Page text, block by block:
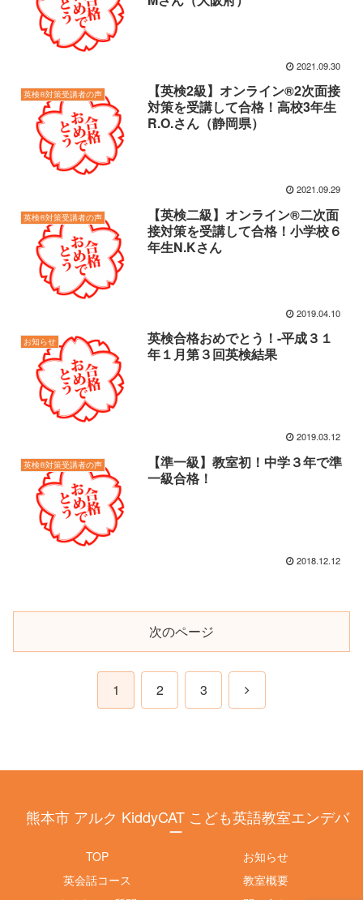
2021.09.30
英検®対策受講者の声
【英検2級】オンライン®2次面接
対策を受講して合格！高校3年生
R.O.さん（静岡県）
2021.09.29
英検®対策受講者の声
【英検二級】オンライン®二次面
接対策を受講して合格！小学校６
年生N.Kさん
2019.04.10
お知らせ
英検合格おめでとう！-平成３１
年１月第３回英検結果
2019.03.12
英検®対策受講者の声
【準一級】教室初！中学３年で準
一級合格！
2018.12.12
次のページ
1 2 3
次
熊本市 アルク KiddyCAT こども英語教室エンデバ
ー
TOP
お知らせ
英会話コース
教室概要